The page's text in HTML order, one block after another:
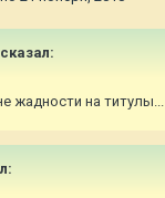
жадности на титулы...